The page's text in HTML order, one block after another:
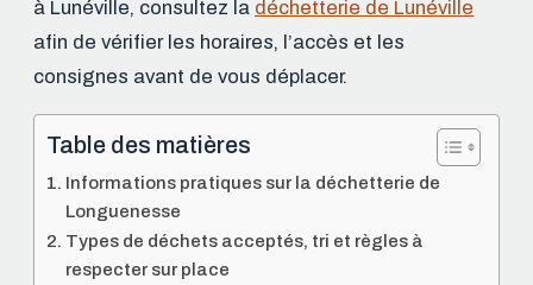
à Lunéville, consultez la déchetterie de Lunéville
afin de vérifier les horaires, l’accès et les
consignes avant de vous déplacer.
Table des matières
Informations pratiques sur la déchetterie de
Longuenesse
Types de déchets acceptés, tri et règles à
respecter sur place